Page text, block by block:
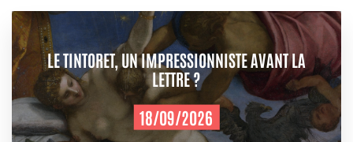
LE TINTORET, UN IMPRESSIONNISTE AVANT LA
LETTRE ?
18/09/2026